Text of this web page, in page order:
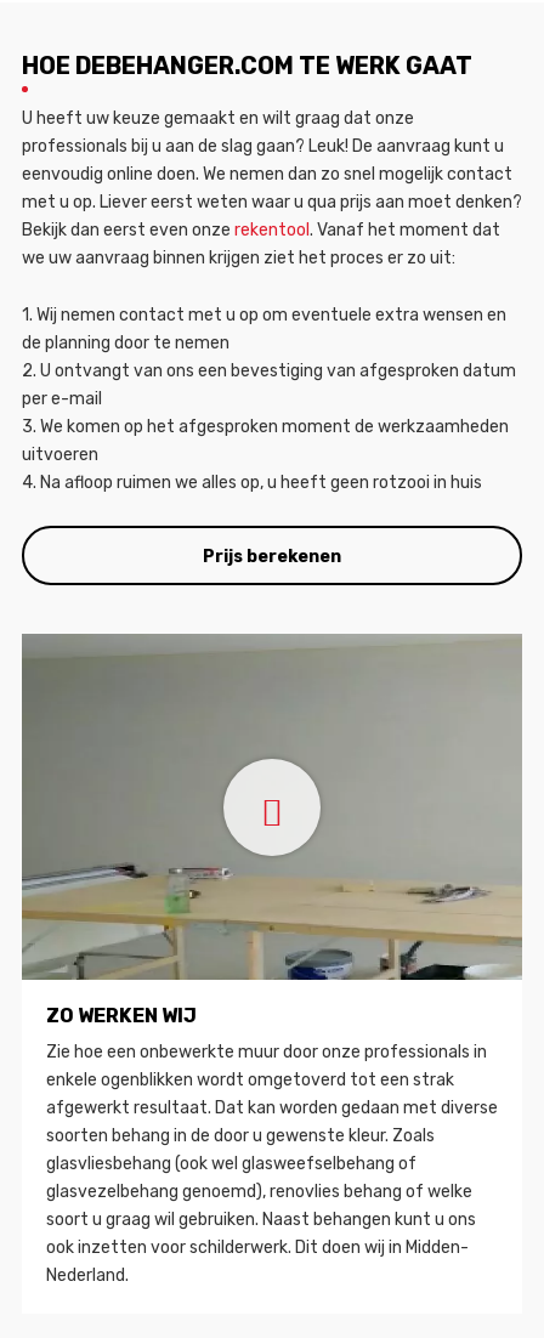
HOE DEBEHANGER.COM TE WERK GAAT
U heeft uw keuze gemaakt en wilt graag dat onze
professionals bij u aan de slag gaan? Leuk! De aanvraag kunt u
eenvoudig online doen. We nemen dan zo snel mogelijk contact
met u op. Liever eerst weten waar u qua prijs aan moet denken?
Bekijk dan eerst even onze rekentool . Vanaf het moment dat
we uw aanvraag binnen krijgen ziet het proces er zo uit:
1. Wij nemen contact met u op om eventuele extra wensen en
de planning door te nemen
2. U ontvangt van ons een bevestiging van afgesproken datum
per e-mail
3. We komen op het afgesproken moment de werkzaamheden
uitvoeren
4. Na afloop ruimen we alles op, u heeft geen rotzooi in huis
Prijs berekenen
ZO WERKEN WIJ
Zie hoe een onbewerkte muur door onze professionals in
enkele ogenblikken wordt omgetoverd tot een strak
afgewerkt resultaat. Dat kan worden gedaan met diverse
soorten behang in de door u gewenste kleur. Zoals
glasvliesbehang (ook wel glasweefselbehang of
glasvezelbehang genoemd), renovlies behang of welke
soort u graag wil gebruiken. Naast behangen kunt u ons
ook inzetten voor schilderwerk. Dit doen wij in Midden-
Nederland.